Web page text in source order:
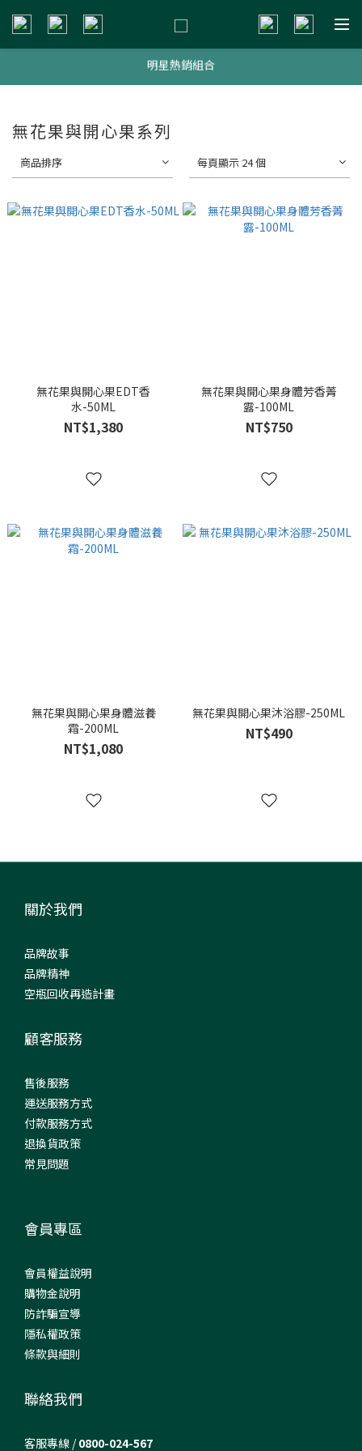
新會員贈$200購物金
新會員贈$200購物金
明星熱銷組合
無花果與開心果系列
商品排序 每頁顯示 24 個
無花果與開心果EDT香
水-50ML
NT$1,380
無花果與開心果身體芳香菁
露-100ML
NT$750
無花果與開心果身體滋養
霜-200ML
NT$1,080
無花果與開心果沐浴膠-250ML
NT$490
關於我們
品牌故事
品牌精神
空瓶回收再造計畫
顧客服務
售後服務
運送服務方式
付款服務方式
退換貨政策
常見問題
會員專區
會員權益說明
購物金說明
防詐騙宣導
隱私權政策
條款與細則
聯絡我們
客服專線 /0800-024-567